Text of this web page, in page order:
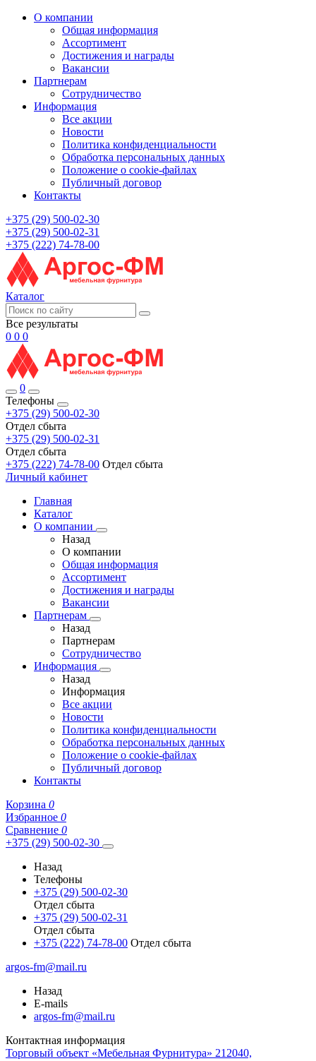
О компании
Общая информация
Ассортимент
Достижения и награды
Вакансии
Партнерам
Сотрудничество
Информация
Все акции
Новости
Политика конфиденциальности
Обработка персональных данных
Положение о cookie-файлах
Публичный договор
Контакты
+375 (29) 500-02-30
+375 (29) 500-02-31
+375 (222) 74-78-00
Каталог
Все результаты
0 0 0
0
Телефоны
+375 (29) 500-02-30
Отдел сбыта
+375 (29) 500-02-31
Отдел сбыта
+375 (222) 74-78-00 Отдел сбыта
Личный кабинет
Главная
Каталог
О компании
Назад
О компании
Общая информация
Ассортимент
Достижения и награды
Вакансии
Партнерам
Назад
Партнерам
Сотрудничество
Информация
Назад
Информация
Все акции
Новости
Политика конфиденциальности
Обработка персональных данных
Положение о cookie-файлах
Публичный договор
Контакты
Корзина 0
Избранное 0
Сравнение 0
+375 (29) 500-02-30
Назад
Телефоны
+375 (29) 500-02-30
Отдел сбыта
+375 (29) 500-02-31
Отдел сбыта
+375 (222) 74-78-00 Отдел сбыта
argos-fm@mail.ru
Назад
E-mails
argos-fm@mail.ru
Контактная информация
Торговый объект «Мебельная Фурнитура» 212040,